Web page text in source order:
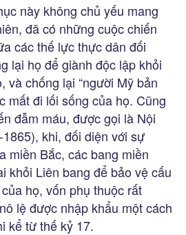
này không chủ yếu mang
đã có những cuộc chiến
các thế lực thực dân đối
lại họ để giành độc lập khỏi
và chống lại “người Mỹ bản
mất đi lối sống của họ. Cũng
đẫm máu, được gọi là Nội
khi, đối diện với sự
miền Bắc, các bang miền
khỏi Liên bang để bảo vệ cấu
họ, vốn phụ thuộc rất
lệ được nhập khẩu một cách
kể từ thế kỷ 17.